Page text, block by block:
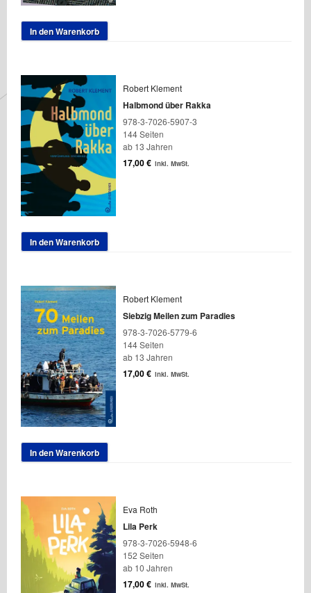
In den Warenkorb
Robert Klement
Halbmond über Rakka
978-3-7026-5907-3
144 Seiten
ab 13 Jahren
17,00€ inkl. MwSt.
In den Warenkorb
Robert Klement
Siebzig Meilen zum Paradies
978-3-7026-5779-6
144 Seiten
ab 13 Jahren
17,00€ inkl. MwSt.
In den Warenkorb
Eva Roth
Lila Perk
978-3-7026-5948-6
152 Seiten
ab 10 Jahren
17,00€ inkl. MwSt.